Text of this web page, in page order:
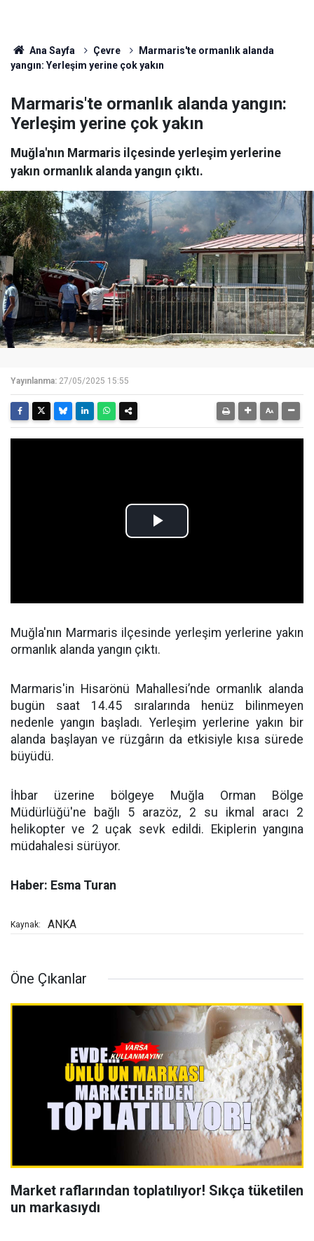
Ana Sayfa Çevre
Marmaris'te ormanlık alanda
yangın: Yerleşim yerine çok yakın
Marmaris'te ormanlık alanda yangın:
Yerleşim yerine çok yakın
Muğla'nın Marmaris ilçesinde yerleşim yerlerine
yakın ormanlık alanda yangın çıktı.
Yayınlanma: 27/05/2025 15:55
Muğla'nın Marmaris ilçesinde yerleşim yerlerine yakın
ormanlık alanda yangın çıktı.
Marmaris'in Hisarönü Mahallesi’nde ormanlık alanda
bugün saat 14.45 sıralarında henüz bilinmeyen
nedenle yangın başladı. Yerleşim yerlerine yakın bir
alanda başlayan ve rüzgârın da etkisiyle kısa sürede
büyüdü.
İhbar üzerine bölgeye Muğla Orman Bölge
Müdürlüğü'ne bağlı 5 arazöz, 2 su ikmal aracı 2
helikopter ve 2 uçak sevk edildi. Ekiplerin yangına
müdahalesi sürüyor.
Haber: Esma Turan
Kaynak: ANKA
Öne Çıkanlar
Market raflarından toplatılıyor! Sıkça tüketilen
un markasıydı